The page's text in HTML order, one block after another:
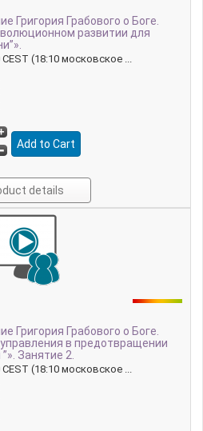
Григория Грабового о Боге.
развитии для
(18:10 московское ...
details
Григория Грабового о Боге.
в предотвращении
Занятие 2.
(18:10 московское ...